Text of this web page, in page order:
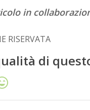
in
RISERVATA
di